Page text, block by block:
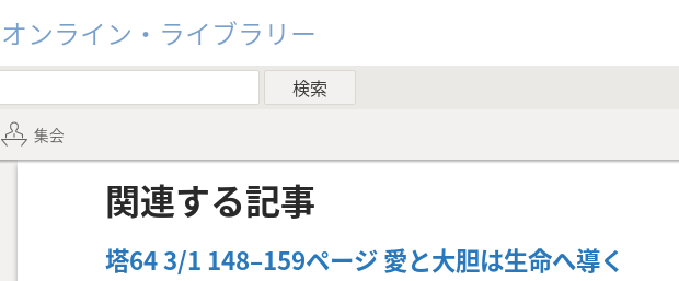
ンライン・ライブラリー
集会
関連する記事
塔64 3/1 148–159ページ 愛と大胆は生命へ導く